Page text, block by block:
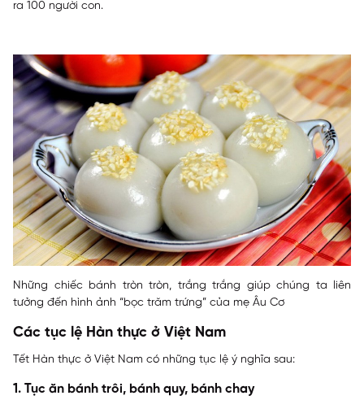
ra 100 người con.
Những chiếc bánh tròn tròn, trắng trắng giúp chúng ta liên
tưởng đến hình ảnh “bọc trăm trứng” của mẹ Âu Cơ
Các tục lệ Hàn thực ở Việt Nam
Tết Hàn thực ở Việt Nam có những tục lệ ý nghĩa sau:
1. Tục ăn bánh trôi, bánh quy, bánh chay